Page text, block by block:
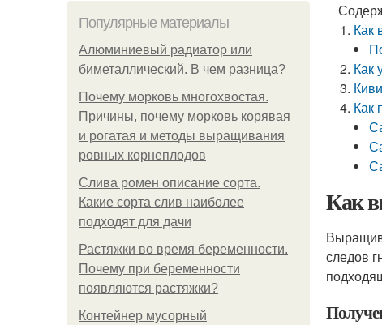
Популярные материалы
Алюминиевый радиатор или
биметаллический. В чем разница?
Почему морковь многохвостая.
Причины, почему морковь корявая
и рогатая и методы выращивания
ровных корнеплодов
Слива ромен описание сорта.
Какие сорта слив наиболее
подходят для дачи
Растяжки во время беременности.
Почему при беременности
появляются растяжки?
Контейнер мусорный
Как
Как
Как
Как
следов